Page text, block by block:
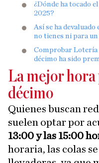
¿Dónde ha tocado
2025?
Así se ha devaluado
no tienes ni para un
Comprobar Lotería
décimo ha sido
La mejor
décimo
Quienes buscan
suelen optar por
13:00 y las 15:00
horaria, las colas